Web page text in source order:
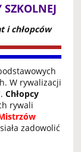
i chłopców
W rywalizacji
Chłopcy
rywali
zadowolić